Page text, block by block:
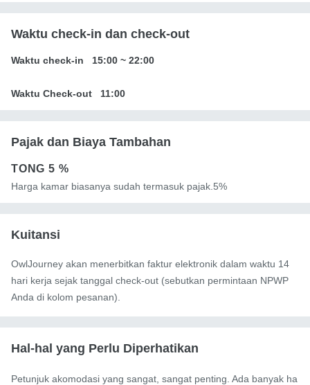
Waktu check-in dan check-out
Waktu check-in 15:00 ~ 22:00
Waktu Check-out 11:00
Pajak dan Biaya Tambahan
TONG 5 %
Harga kamar biasanya sudah termasuk pajak.5%
Kuitansi
OwlJourney akan menerbitkan faktur elektronik dalam waktu 14
hari kerja sejak tanggal check-out (sebutkan permintaan NPWP
Anda di kolom pesanan).
Hal-hal yang Perlu Diperhatikan
Petunjuk akomodasi yang sangat, sangat penting. Ada banyak ha